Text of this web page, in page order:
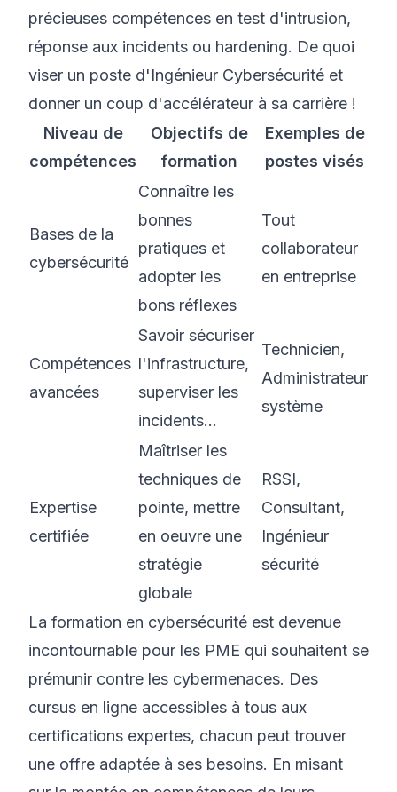
précieuses compétences en test d'intrusion,
réponse aux incidents ou hardening. De quoi
viser un poste d'Ingénieur Cybersécurité et
donner un coup d'accélérateur à sa carrière !
Niveau de
compétences
Objectifs de
formation
Exemples de
postes visés
Bases de la
cybersécurité
Connaître les
bonnes
pratiques et
adopter les
bons réflexes
Tout
collaborateur
en entreprise
Compétences
avancées
Savoir sécuriser
l'infrastructure,
superviser les
incidents...
Technicien,
Administrateur
système
Expertise
certifiée
Maîtriser les
techniques de
pointe, mettre
en oeuvre une
stratégie
globale
RSSI,
Consultant,
Ingénieur
sécurité
La formation en cybersécurité est devenue
incontournable pour les PME qui souhaitent se
prémunir contre les cybermenaces. Des
cursus en ligne accessibles à tous aux
certifications expertes, chacun peut trouver
une offre adaptée à ses besoins. En misant